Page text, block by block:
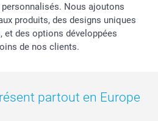
Nous ajoutons
produits, des designs uniques
et des options développées
de nos clients.
partout en Europe